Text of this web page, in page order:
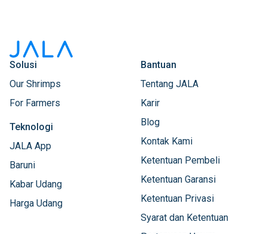
Solusi
Our Shrimps
For Farmers
Teknologi
JALA App
Baruni
Kabar Udang
Harga Udang
Bantuan
Tentang JALA
Karir
Blog
Kontak Kami
Ketentuan Pembeli
Ketentuan Garansi
Ketentuan Privasi
Syarat dan Ketentuan